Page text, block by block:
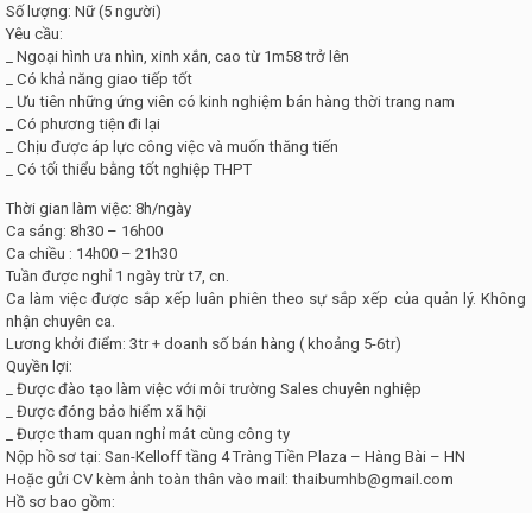
Số lượng: Nữ (5 người)
Yêu cầu:
_ Ngoại hình ưa nhìn, xinh xắn, cao từ 1m58 trở lên
_ Có khả năng giao tiếp tốt
_ Ưu tiên những ứng viên có kinh nghiệm bán hàng thời trang nam
_ Có phương tiện đi lại
_ Chịu được áp lực công việc và muốn thăng tiến
_ Có tối thiểu bằng tốt nghiệp THPT
Thời gian làm việc: 8h/ngày
Ca sáng: 8h30 – 16h00
Ca chiều : 14h00 – 21h30
Tuần được nghỉ 1 ngày trừ t7, cn.
Ca làm việc được sắp xếp luân phiên theo sự sắp xếp của quản lý. Không
nhận chuyên ca.
Lương khởi điểm: 3tr + doanh số bán hàng ( khoảng 5-6tr)
Quyền lợi:
_ Được đào tạo làm việc với môi trường Sales chuyên nghiệp
_ Được đóng bảo hiểm xã hội
_ Được tham quan nghỉ mát cùng công ty
Nộp hồ sơ tại: San-Kelloff tầng 4 Tràng Tiền Plaza – Hàng Bài – HN
Hoặc gửi CV kèm ảnh toàn thân vào mail: thaibumhb@gmail.com
Hồ sơ bao gồm: